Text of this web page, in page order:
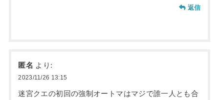
返信
匿名 より:
2023/11/26 13:15
迷宮クエの初回の強制オートマはマジで誰一人とも合